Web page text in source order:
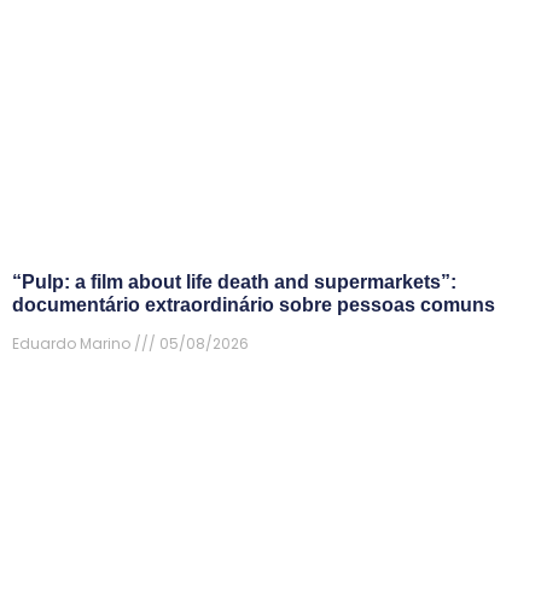
“Pulp: a film about life death and supermarkets”:
documentário extraordinário sobre pessoas comuns
Eduardo Marino
05/08/2026